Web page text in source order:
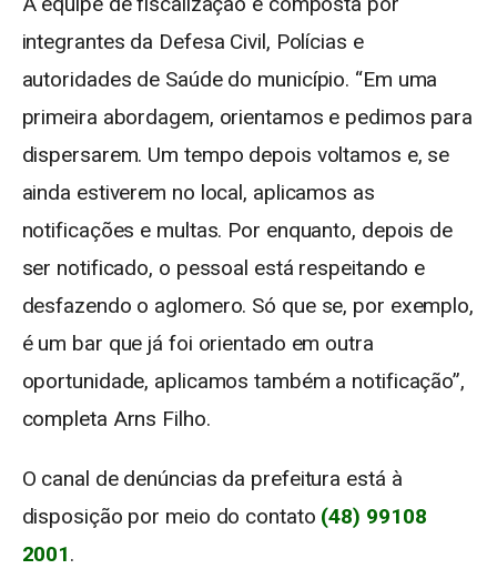
integrantes da Defesa Civil, Polícias e
autoridades de Saúde do município. “Em uma
primeira abordagem, orientamos e pedimos para
dispersarem. Um tempo depois voltamos e, se
ainda estiverem no local, aplicamos as
notificações e multas. Por enquanto, depois de
ser notificado, o pessoal está respeitando e
desfazendo o aglomero. Só que se, por exemplo,
é um bar que já foi orientado em outra
oportunidade, aplicamos também a notificação”,
completa Arns Filho.
O canal de denúncias da prefeitura está à
disposição por meio do contato (48) 99108
2001.